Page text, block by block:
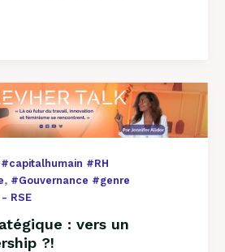
#RH
, #Gouvernance #genre
RSE
: vers un
?!